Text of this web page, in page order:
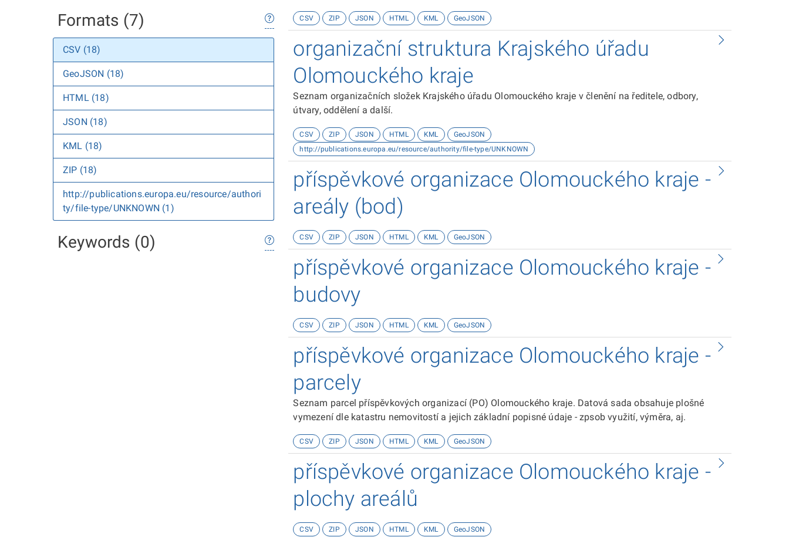
Formats (7)
CSV (18)
GeoJSON (18)
HTML (18)
JSON (18)
KML (18)
ZIP (18)
http://publications.europa.eu/resource/authori
ty/file-type/UNKNOWN (1)
Keywords (0)
CSV ZIP JSON HTML KML GeoJSON
organizační struktura Krajského úřadu
Olomouckého kraje
Seznam organizačních složek Krajského úřadu Olomouckého kraje v členění na ředitele, odbory,
útvary, oddělení a další.
CSV ZIP JSON HTML KML
GeoJSON
http://publications.europa.eu/resource/authority/file-type/UNKNOWN
příspěvkové organizace Olomouckého kraje -
areály (bod)
CSV ZIP JSON HTML KML GeoJSON
příspěvkové organizace Olomouckého kraje -
budovy
CSV ZIP JSON HTML KML GeoJSON
příspěvkové organizace Olomouckého kraje -
parcely
Seznam parcel příspěvkových organizací (PO) Olomouckého kraje. Datová sada obsahuje plošné
vymezení dle katastru nemovitostí a jejich základní popisné údaje - zpsob využití, výměra, aj.
CSV ZIP JSON HTML KML GeoJSON
příspěvkové organizace Olomouckého kraje -
plochy areálů
CSV ZIP JSON HTML KML GeoJSON